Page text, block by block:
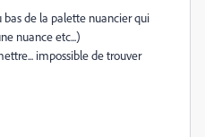
bas de la palette nuancier qui
nuance etc...)
impossible de trouver